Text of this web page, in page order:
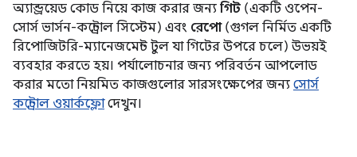
অ্যান্ড্রয়েড কোড নিয়ে কাজ করার জন্য গিট (একটি ওপেন-
সোর্স ভার্সন-কন্ট্রোল সিস্টেম) এবং রেপো(গুগল নির্মিত একটি
রিপোজিটরি-ম্যানেজমেন্ট টুল যা গিটের উপরে চলে) উভয়ই
ব্যবহার করতে হয়। পর্যালোচনার জন্য পরিবর্তন আপলোড
করার মতো নিয়মিত কাজগুলোর সারসংক্ষেপের জন্য সোর্স
কন্ট্রোল ওয়ার্কফ্লোদেখুন।